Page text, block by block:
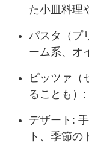
た小皿料理
パスタ（プ
ーム系、オ
ピッツァ（
ることも）
デザート:
ト、季節の